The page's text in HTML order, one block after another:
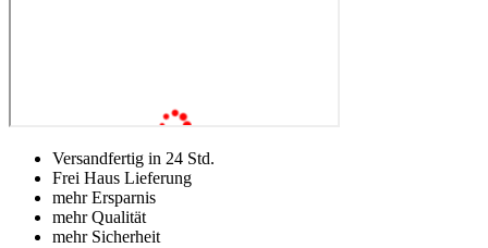
Versandfertig in 24 Std.
Frei Haus Lieferung
mehr Ersparnis
mehr Qualität
mehr Sicherheit